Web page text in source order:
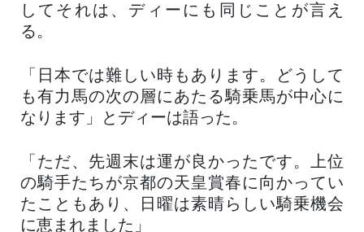
してそれは、ディーにも同じことが言え
る。
「日本では難しい時もあります。どうして
も有力馬の次の層にあたる騎乗馬が中心に
なります」とディーは語った。
「ただ、先週末は運が良かったです。上位
の騎手たちが京都の天皇賞春に向かってい
たこともあり、日曜は素晴らしい騎乗機会
に恵まれました」